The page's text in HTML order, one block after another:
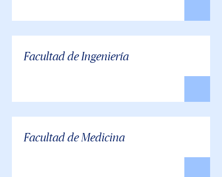
Facultad de Ingeniería
Facultad de Medicina